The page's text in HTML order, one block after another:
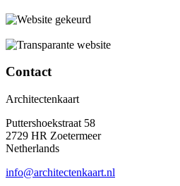
Contact
Architectenkaart
Puttershoekstraat 58
2729 HR Zoetermeer
Netherlands
info@architectenkaart.nl